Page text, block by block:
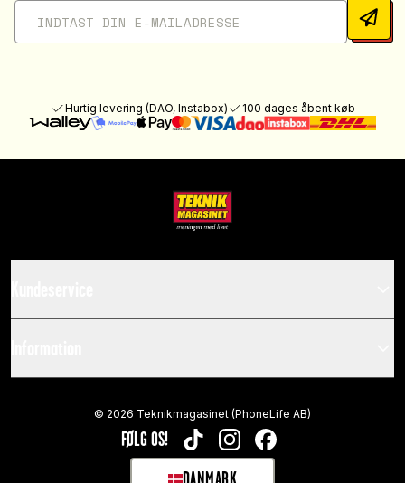
Hurtig levering (DAO, Instabox) 100 dages åbent køb
FØLG OS! TIKTOKINSTAGRAMFACEBOOK
© 2026 Teknikmagasinet (PhoneLife AB)